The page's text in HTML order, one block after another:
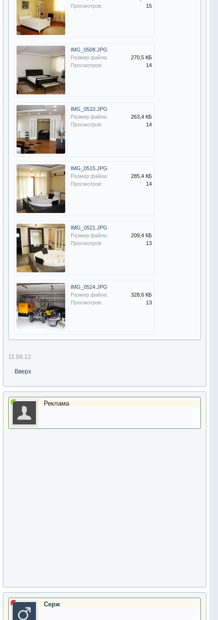
Просмотров:
15
IMG_0508.JPG
Размер файла:
270,5 КБ
Просмотров:
14
IMG_0510.JPG
Размер файла:
263,4 КБ
Просмотров:
14
IMG_0515.JPG
Размер файла:
285,4 КБ
Просмотров:
14
IMG_0521.JPG
Размер файла:
209,4 КБ
Просмотров:
13
IMG_0524.JPG
Размер файла:
328,6 КБ
Просмотров:
13
11.06.12
Вверх
Реклама
Серж